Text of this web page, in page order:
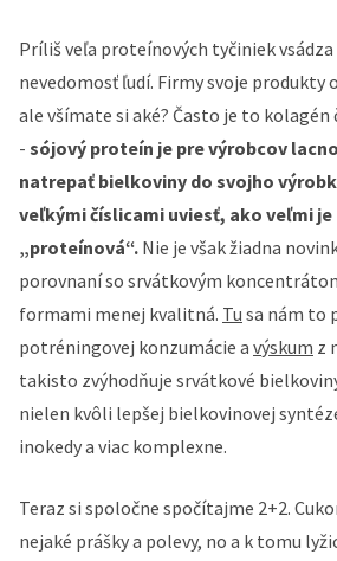
Príliš veľa proteínových tyčiniek
nevedomosť ľudí. Firmy svoje produkty
ale všímate si aké? Často je to kolagén
- sójový proteín je pre výrobcov
natrepať bielkoviny do svojho
veľkými číslicami uviesť, ako veľmi je
„proteínová“. Nie je však žiadna
porovnaní so srvátkovým
formami menej kvalitná. Tu sa nám to
potréningovej konzumácie a výskum z
takisto zvýhodňuje srvátkové
nielen kvôli lepšej bielkovinovej
inokedy a viac komplexne.
Teraz si spoločne spočítajme 2+2.
nejaké prášky a polevy, no a k tomu